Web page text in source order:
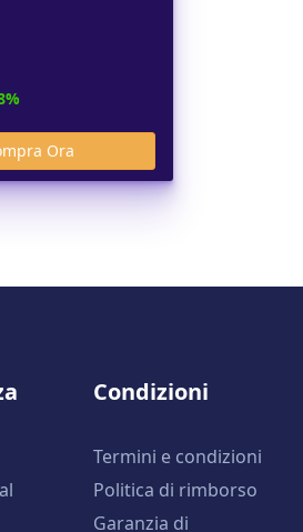
Condizioni
Termini e condizioni
Politica di rimborso
Garanzia di